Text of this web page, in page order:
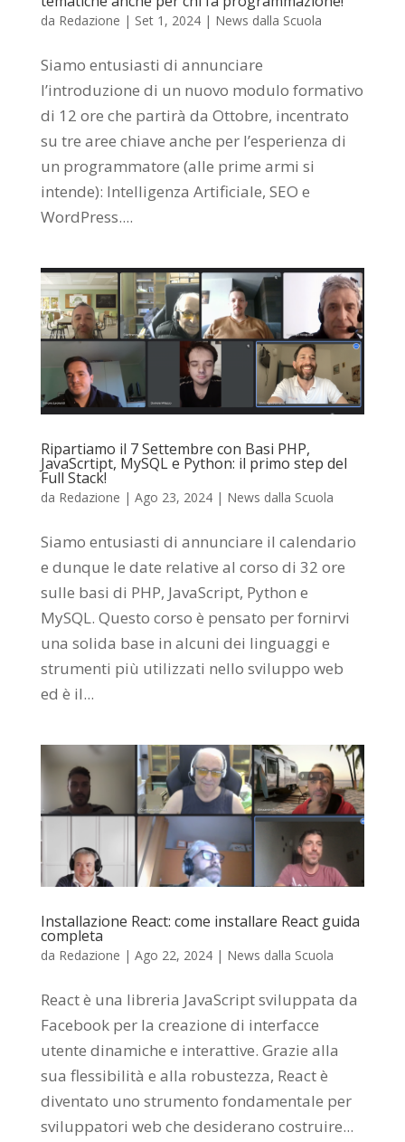
da Redazione | Set 1, 2024| News dalla Scuola
Siamo entusiasti di annunciare
l’introduzione di un nuovo modulo formativo
di 12 ore che partirà da Ottobre, incentrato
su tre aree chiave anche per l’esperienza di
un programmatore (alle prime armi si
intende): Intelligenza Artificiale, SEO e
WordPress....
Ripartiamo il 7 Settembre con Basi PHP,
JavaScrtipt, MySQL e Python: il primo step del
Full Stack!
da Redazione | Ago 23, 2024| News dalla Scuola
Siamo entusiasti di annunciare il calendario
e dunque le date relative al corso di 32 ore
sulle basi di PHP, JavaScript, Python e
MySQL. Questo corso è pensato per fornirvi
una solida base in alcuni dei linguaggi e
strumenti più utilizzati nello sviluppo web
ed è il...
Installazione React: come installare React guida
completa
da Redazione | Ago 22, 2024| News dalla Scuola
React è una libreria JavaScript sviluppata da
Facebook per la creazione di interfacce
utente dinamiche e interattive. Grazie alla
sua flessibilità e alla robustezza, React è
diventato uno strumento fondamentale per
sviluppatori web che desiderano costruire...